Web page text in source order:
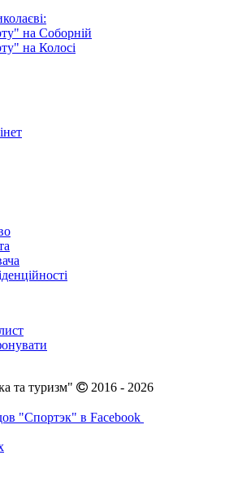
на Соборній
на Колосі
та туризм"
2016 - 2026